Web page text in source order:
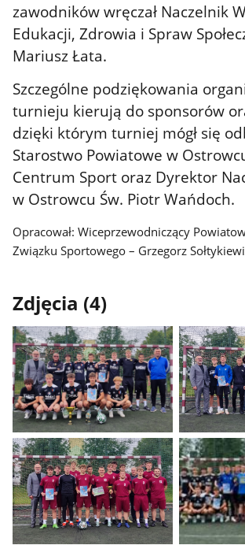
zawodników wręczał Naczelnik
Edukacji, Zdrowia i Spraw
Mariusz Łata.
Szczególne podziękowania
turnieju kierują do sponsorów
dzięki którym turniej mógł się
Starostwo Powiatowe w
Centrum Sport oraz Dyrektor
w Ostrowcu Św. Piotr Wańdoch.
Opracował: Wiceprzewodniczący
Związku Sportowego – Grzegorz
Zdjęcia (4)
Pokaż
zdjęcie
1
z
galerii.
Pokaż
zdjęcie
2
z
galerii.